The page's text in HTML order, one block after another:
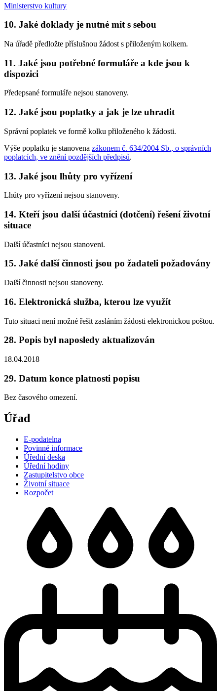
Ministerstvo kultury
10. Jaké doklady je nutné mít s sebou
Na úřadě předložte příslušnou žádost s přiloženým kolkem.
11. Jaké jsou potřebné formuláře a kde jsou k
dispozici
Předepsané formuláře nejsou stanoveny.
12. Jaké jsou poplatky a jak je lze uhradit
Správní poplatek ve formě kolku přiloženého k žádosti.
Výše poplatku je stanovena zákonem č. 634/2004 Sb., o správních
poplatcích, ve znění pozdějších předpisů.
13. Jaké jsou lhůty pro vyřízení
Lhůty pro vyřízení nejsou stanoveny.
14. Kteří jsou další účastníci (dotčení) řešení životní
situace
Další účastníci nejsou stanoveni.
15. Jaké další činnosti jsou po žadateli požadovány
Další činnosti nejsou stanoveny.
16. Elektronická služba, kterou lze využít
Tuto situaci není možné řešit zasláním žádosti elektronickou poštou.
28. Popis byl naposledy aktualizován
18.04.2018
29. Datum konce platnosti popisu
Bez časového omezení.
Úřad
E-podatelna
Povinné informace
Úřední deska
Úřední hodiny
Zastupitelstvo obce
Životní situace
Rozpočet